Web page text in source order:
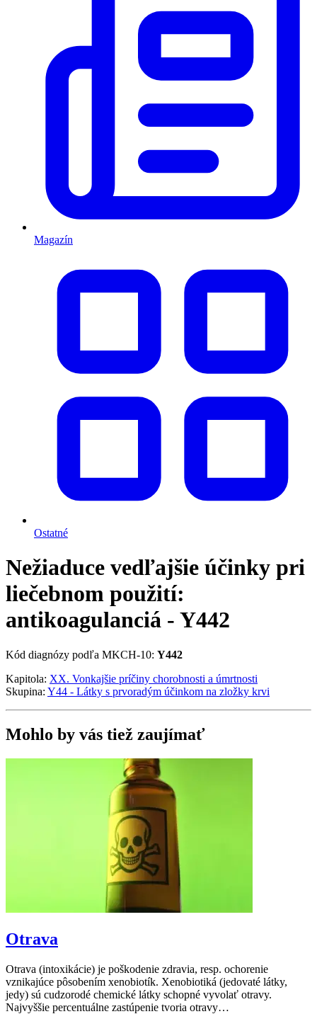
Magazín
Ostatné
Nežiaduce vedľajšie účinky pri
liečebnom použití:
antikoagulanciá - Y442
Kód diagnózy podľa MKCH-10: Y442
Kapitola: XX. Vonkajšie príčiny chorobnosti a úmrtnosti
Skupina: Y44 - Látky s prvoradým účinkom na zložky krvi
Mohlo by vás tiež zaujímať
Otrava
Otrava (intoxikácie) je poškodenie zdravia, resp. ochorenie
vznikajúce pôsobením xenobiotík. Xenobiotiká (jedovaté látky,
jedy) sú cudzorodé chemické látky schopné vyvolať otravy.
Najvyššie percentuálne zastúpenie tvoria otravy…